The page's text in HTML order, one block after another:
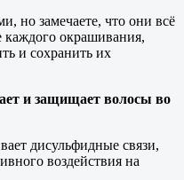
но замечаете, что они всё
каждого окрашивания,
и сохранить их
и защищает волосы во
дисульфидные связи,
воздействия на